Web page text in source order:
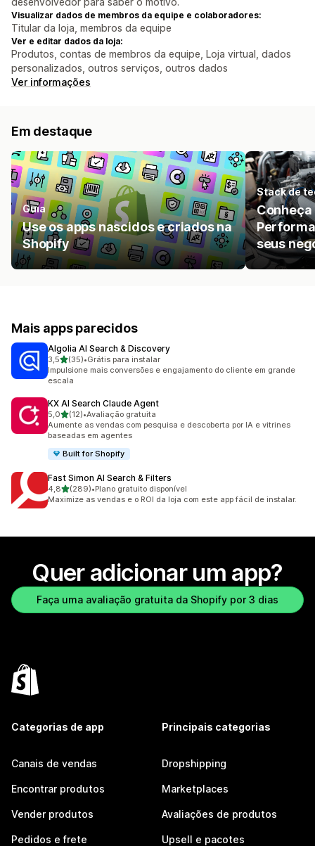
Visualizar dados de membros da equipe e colaboradores:
Titular da loja, membros da equipe
Ver e editar dados da loja:
Produtos, contas de membros da equipe, Loja virtual, dados
personalizados, outros serviços, outros dados
Ver informações
Em destaque
Guia
Use os apps nascidos e criados na
Shopify
Stack de
Conheça
seus
Mais apps parecidos
Algolia AI Search & Discovery
3,5de 5 estrelas
(35)
35 avaliações ao todo
•Grátis para instalar
Impulsione mais conversões e engajamento do cliente em grande
escala
KX AI Search Claude Agent
5,0de 5 estrelas
(12)
12 avaliações ao todo
•Avaliação gratuita
Aumente as vendas com pesquisa e descoberta por IA e vitrines
baseadas em agentes
Built for Shopify
Fast Simon AI Search & Filters
4,8de 5 estrelas
(289)
289 avaliações ao todo
•Plano gratuito disponível
Maximize as vendas e o ROI da loja com este app fácil de instalar.
Quer adicionar um app?
Faça uma avaliação gratuita da Shopify por 3 dias
Categorias de app
Canais de vendas
Encontrar produtos
Vender produtos
Pedidos e frete
Principais categorias
Dropshipping
Marketplaces
Avaliações de produtos
Upsell e pacotes